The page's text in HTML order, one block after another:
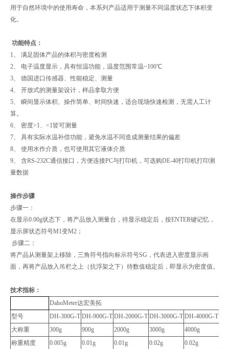
用于自然环境中的使用寿命，本系列产品适用于测量不同温度状态下体积变
化。
功能特点：
1、 满足固体产品的体积与密度检测
2、 电子温度显示，具有恒温功能，温度范围常温~100℃
3、 德国进口传感器、性能稳定、测量
4、 开放式的测量架设计，样品拿取方便
5、 瞬间显示体积、操作简单、时间快速，适合现场快速检测，无需人工计
算。
6、 密度>1、<1皆可测量
7、 具有实际水温补偿功能，避免水温不同造成测量结果的偏差
8、 使用水作介质，也可使用其它液体介质
9、 含RS-232C通信接口，方便连接PC与打印机，可选购DE-40打印机打印测
量数据
操作步骤
步骤一：
在显示0.00g状态下，将产品放入测量台，待显示稳定后，按ENTER键记忆，
显示屏状态符号M1变M2；
步骤二：
将产品从测量架上移除，三角符号指向标示符号SG，代表进入密度显示画
面，再将产品放入吊栏之上（抗浮架之下）待数值稳定后，即显示为密度值。
技术指标：
DahoMeter达宏美拓
型号
DH-300G-T DH-900G-T DH-2000G-T DH-3000G-T DH-4000G-T
大称重
300g 900g 2000g 3000g 4000g
称重精度
0.005g 0.01g 0.01g 0.02g 0.02g